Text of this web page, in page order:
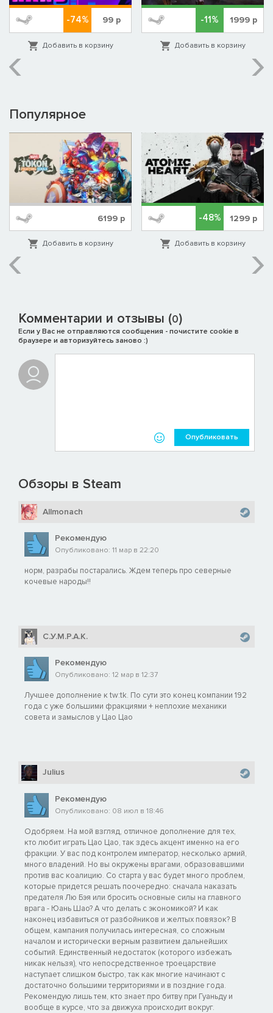
-74% 99р
Добавить в корзину
-11% 1999 р
Добавить в корзину
Популярное
6199 р
Добавить в корзину
-48% 1299 р
Добавить в корзину
Комментарии и отзывы (0)
Если у Вас не отправляются сообщения - почистите cookie в
браузере и авторизуйтесь заново :)
Опубликовать
Обзоры в Steam
Allmonach
Рекомендую
Опубликовано: 11 мар в 22:20
норм, разрабы постарались. Ждем теперь про северные
кочевые народы!!
С.У.М.Р.А.К.
Рекомендую
Опубликовано: 12 мар в 12:37
Лучшее дополнение к tw:tk. По сути это конец компании 192
года с уже большими фракциями + неплохие механики
совета и замыслов у Цао Цао
Julius
Рекомендую
Опубликовано: 08 июл в 18:46
Одобряем. На мой взгляд, отличное дополнение для тех,
кто любит играть Цао Цао, так здесь акцент именно на его
фракции. У вас под контролем император, несколько армий,
много владений. Но вы окружены врагами, образовавшими
против вас коалицию. Со старта у вас будет много проблем,
которые придется решать поочередно: сначала наказать
предателя Лю Бэя или бросить основные силы на главного
врага - Юань Шао? А что делать с экономикой? И как
наконец избавиться от разбойников и желтых повязок? В
общем, кампания получилась интересная, со сложным
началом и исторически верным развитием дальнейших
событий. Единственный недостаток (которого избежать
никак нельзя), что непосредственное троецарствие
наступает слишком быстро, так как многие начинают с
достаточно большими территориями и в поздние года.
Рекомендую лишь тем, кто знает про битву при Гуаньду и
вообще в курсе, что за движуха происходит вокруг.